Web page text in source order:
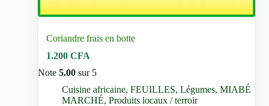
Coriandre frais en botte
1.200CFA
Note5.00 sur 5
Cuisine africaine,FEUILLES,Légumes,MIABÉ
MARCHÉ,Produits locaux / terroir